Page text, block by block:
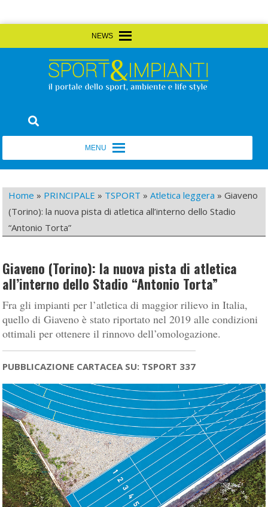
to
Sport&Impianti
Home » PRINCIPALE » TSPORT »Atletica leggera »Giaveno
(Torino): la nuova pista di atletica all’interno dello Stadio
“Antonio Torta”
Giaveno (Torino): la nuova pista di atletica
all’interno dello Stadio “Antonio Torta”
Fra gli impianti per l’atletica di maggior rilievo in Italia,
quello di Giaveno è stato riportato nel 2019 alle condizioni
ottimali per ottenere il rinnovo dell’omologazione.
PUBBLICAZIONE CARTACEA SU: TSPORT 337